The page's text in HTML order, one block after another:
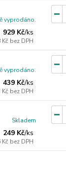
929 Kč/ks
Kč bez DPH
vyprodáno.
439 Kč/ks
Kč bez DPH
vyprodáno.
249 Kč/ks
Kč bez DPH
Skladem